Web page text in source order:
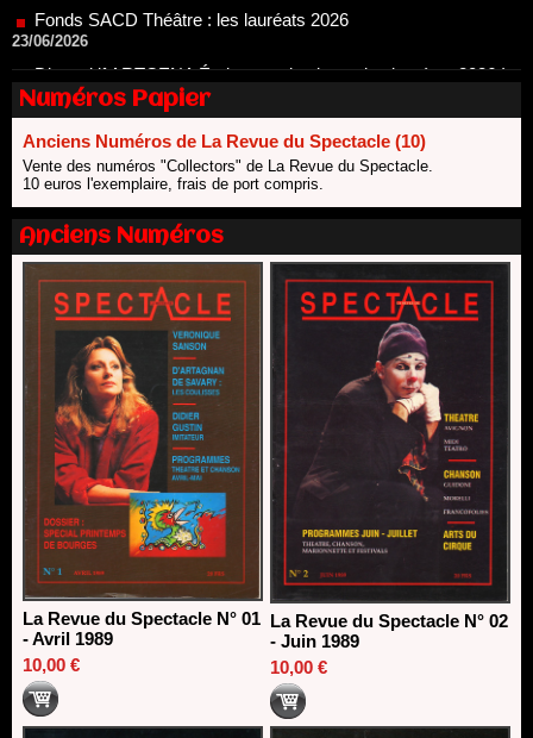
20/06/2026
Le palmarès des prix SACD 2026
18/06/2026
Les 10 lauréats du Fonds Grandes Formes Théâtre 2026
SACD
13/06/2026
Nomination de Nathalie Garraud et Olivier Saccomano à la
direction du Théâtre de Gennevilliers - CDN
13/06/2026
Dispositif SACD Auteurs d'espaces : les lauréats 2026
18/03/2026
Numéros Papier
Anciens Numéros de La Revue du Spectacle (10)
Vente des numéros "Collectors" de La Revue du Spectacle.
10 euros l'exemplaire, frais de port compris.
Anciens Numéros
La Revue du Spectacle N° 01
- Avril 1989
10,00 €
La Revue du Spectacle N° 02
- Juin 1989
10,00 €